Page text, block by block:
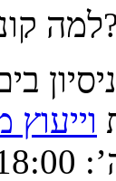
אצלנו?
ניסיון
וייעוץ